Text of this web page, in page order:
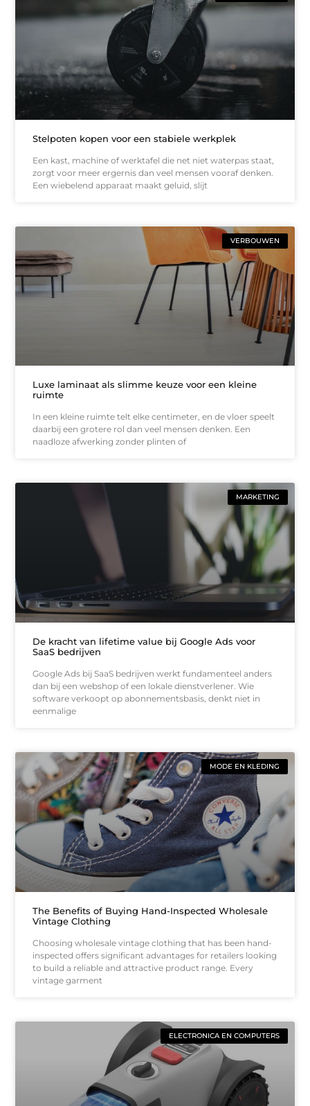
Stelpoten kopen voor een stabiele werkplek
Een kast, machine of werktafel die net niet waterpas staat,
zorgt voor meer ergernis dan veel mensen vooraf denken.
Een wiebelend apparaat maakt geluid, slijt
VERBOUWEN
Luxe laminaat als slimme keuze voor een kleine
ruimte
In een kleine ruimte telt elke centimeter, en de vloer speelt
daarbij een grotere rol dan veel mensen denken. Een
naadloze afwerking zonder plinten of
MARKETING
De kracht van lifetime value bij Google Ads voor
SaaS bedrijven
Google Ads bij SaaS bedrijven werkt fundamenteel anders
dan bij een webshop of een lokale dienstverlener. Wie
software verkoopt op abonnementsbasis, denkt niet in
eenmalige
MODE EN KLEDING
The Benefits of Buying Hand-Inspected Wholesale
Vintage Clothing
Choosing wholesale vintage clothing that has been hand-
inspected offers significant advantages for retailers looking
to build a reliable and attractive product range. Every
vintage garment
ELECTRONICA EN COMPUTERS